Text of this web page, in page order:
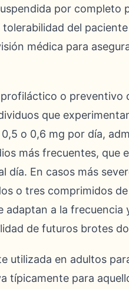
por completo
del
médica para
o preventivo
que
o 0,6 mg por día,
más frecuentes, que
día. En casos más
o tres comprimidos
adaptan a la frecuencia
de futuros brotes
utilizada en adultos
típicamente para